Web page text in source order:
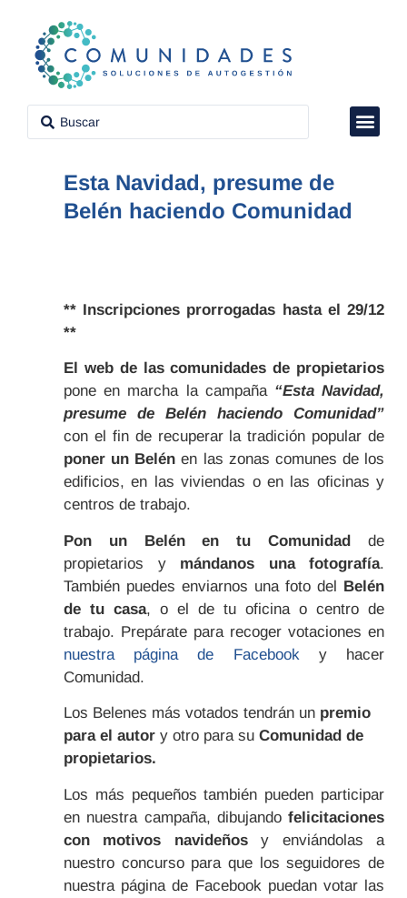
Esta Navidad, presume de
Belén haciendo Comunidad
** Inscripciones prorrogadas hasta el 29/12
**
El web de las comunidades de propietarios
pone en marcha la campaña “Esta Navidad,
presume de Belén haciendo Comunidad”
con el fin de recuperar la tradición popular de
poner un Belén en las zonas comunes de los
edificios, en las viviendas o en las oficinas y
centros de trabajo.
Pon un Belén en tu Comunidad de
propietarios y mándanos una fotografía.
También puedes enviarnos una foto del Belén
de tu casa, o el de tu oficina o centro de
trabajo. Prepárate para recoger votaciones en
nuestra página de Facebooky hacer
Comunidad.
Los Belenes más votados tendrán un premio
para el autor y otro para su Comunidad de
propietarios.
Los más pequeños también pueden participar
en nuestra campaña, dibujando felicitaciones
con motivos navideñosy enviándolas a
nuestro concurso para que los seguidores de
nuestra página de Facebook puedan votar las